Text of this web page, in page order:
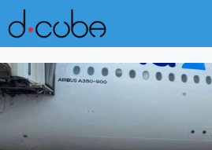
Skip
to
content